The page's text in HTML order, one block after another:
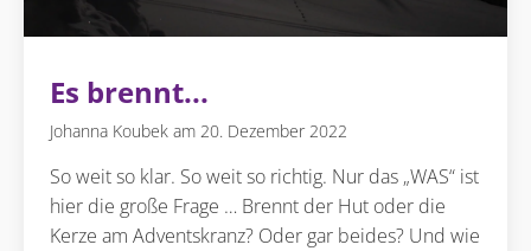
Es brennt...
Johanna Koubek 20. Dezember 2022
So weit so klar. So weit so richtig. Nur das „WAS“ ist
hier die große Frage … Brennt der Hut oder die
Kerze am Adventskranz? Oder gar beides? Und wie